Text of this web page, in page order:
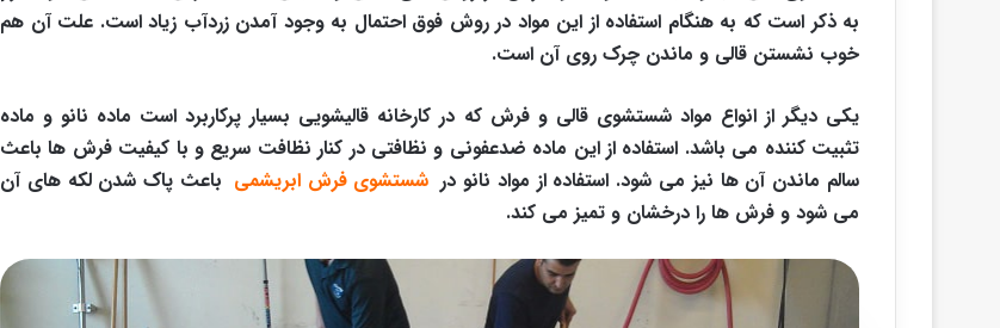
به ذکر است که به هنگام استفاده از این مواد در روش فوق احتمال به وجود آمدن زردآب زیاد است. علت آن هم
خوب نشستن قالی و ماندن چرک روی آن است.
یکی دیگر از انواع مواد شستشوی قالی و فرش که در کارخانه قالیشویی بسیار پرکاربرد است ماده نانو و ماده
تثبیت کننده می باشد. استفاده از این ماده ضدعفونی و نظافتی در کنار نظافت سریع و با کیفیت فرش ها باعث
سالم ماندن آن ها نیز می شود. استفاده از مواد نانو در شستشوی فرش ابریشمی باعث پاک شدن لکه های آن
می شود و فرش ها را درخشان و تمیز می کند.